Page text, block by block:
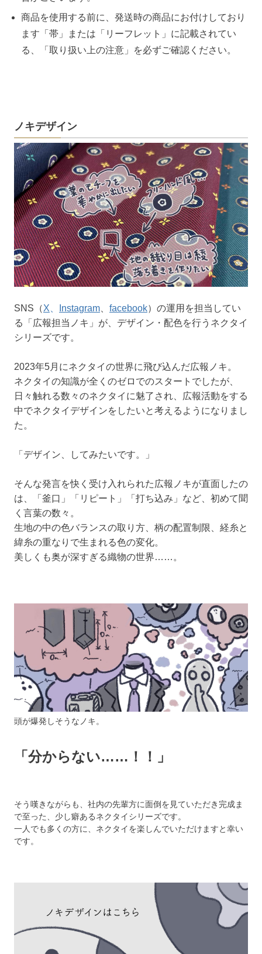
商品を使用する前に、発送時の商品にお付けしており
ます「帯」または「リーフレット」に記載されてい
る、「取り扱い上の注意」を必ずご確認ください。
ノキデザイン
SNS（X Instagram facebook）の運用を担当してい
る「広報担当ノキ」が、デザイン・配色を行うネクタイ
シリーズです。
2023年5月にネクタイの世界に飛び込んだ広報ノキ。
ネクタイの知識が全くのゼロでのスタートでしたが、
日々触れる数々のネクタイに魅了され、広報活動をする
中でネクタイデザインをしたいと考えるようになりまし
た。
「デザイン、してみたいです。」
そんな発言を快く受け入れられた広報ノキが直面したの
は、「釜口」「リピート」「打ち込み」など、初めて聞
く言葉の数々。
生地の中の色バランスの取り方、柄の配置制限、経糸と
緯糸の重なりで生まれる色の変化。
美しくも奥が深すぎる織物の世界……。
頭が爆発しそうなノキ。
「分からない……！！」
そう嘆きながらも、社内の先輩方に面倒を見ていただき完成ま
で至った、少し癖あるネクタイシリーズです。
一人でも多くの方に、ネクタイを楽しんでいただけますと幸い
です。